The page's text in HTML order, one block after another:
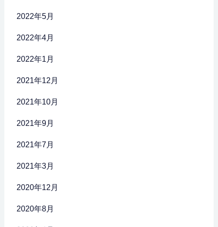
2022年5月
2022年4月
2022年1月
2021年12月
2021年10月
2021年9月
2021年7月
2021年3月
2020年12月
2020年8月